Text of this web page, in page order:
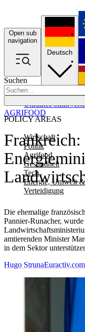
Open sub
navigation
Suchen
POLICY AREAS
Wirtschaft
Politik
Agrifood
Gesundheit
Tech
Energie, Umwelt
Verteidigung
UkrainePolitik
Deutsch
Die ehemalige
Pannier-Runacher,
amtierenden Minister
in dem Sektor
AGRIFOOD
Hugo StrunaEuractiv.com